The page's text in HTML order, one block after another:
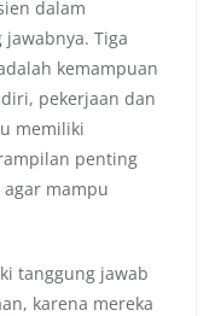
dalam
Tiga
kemampuan
pekerjaan dan
memiliki
penting
mampu
tanggung jawab
karena mereka